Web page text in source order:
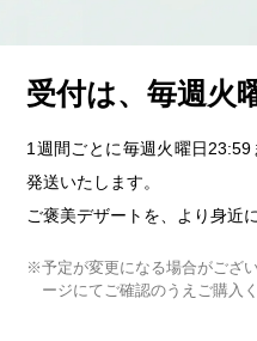
受付は、毎週火
1週間ごとに毎週火曜日
発送いたします。
ご褒美デザートを、より身近
※予定が変更になる場合がござ
ージにてご確認のうえご購入